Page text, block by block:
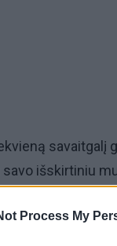
Process My
savaitgalį
išskirtiniu